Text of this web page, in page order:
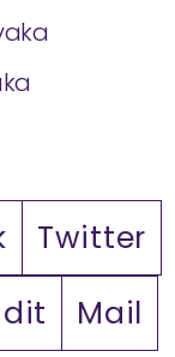
Twitter
Mail